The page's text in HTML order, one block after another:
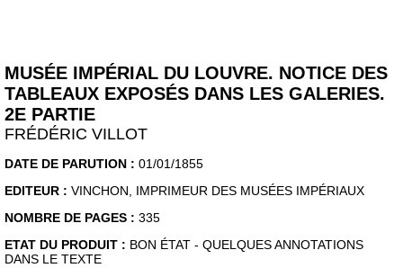
MUSÉE IMPÉRIAL DU LOUVRE. NOTICE DES
TABLEAUX EXPOSÉS DANS LES GALERIES.
2E PARTIE
FRÉDÉRIC VILLOT
DATE DE PARUTION : 01/01/1855
EDITEUR : VINCHON, IMPRIMEUR DES MUSÉES IMPÉRIAUX
NOMBRE DE PAGES : 335
ETAT DU PRODUIT : BON ÉTAT - QUELQUES ANNOTATIONS
DANS LE TEXTE